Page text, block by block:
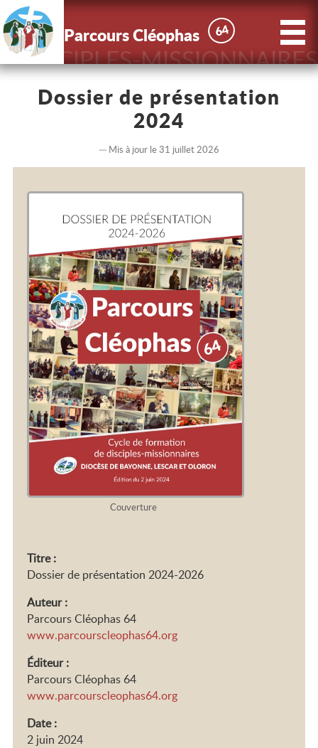
Parcours
Cléophas
64
X
Accueil
Le Parcours
Contact
Inscriptions
2026-2028
DISCIPLES-MISSIONNAIRES
Parcours Cléophas 64
Dossier de présentation
2024
Mis à jour le 31 juillet 2026
Couverture
Titre :
Dossier de présentation 2024-2026
Auteur :
Parcours Cléophas 64
www.parcourscleophas64.org
Éditeur :
Parcours Cléophas 64
www.parcourscleophas64.org
Date :
2 juin 2024